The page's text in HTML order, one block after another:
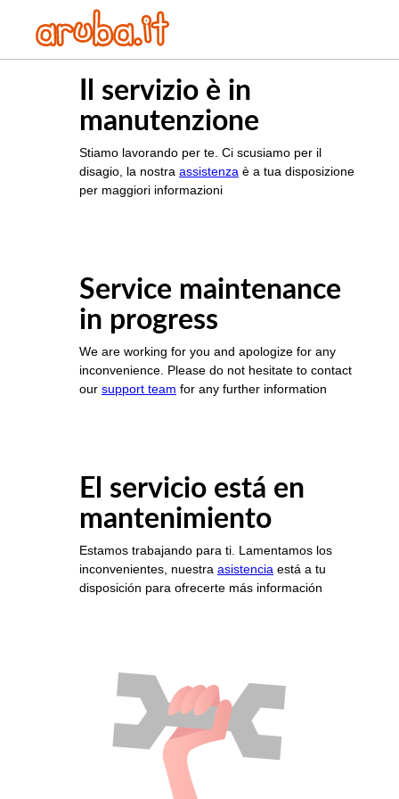
Il servizio è in
manutenzione
Stiamo lavorando per te. Ci scusiamo per il
disagio, la nostra assistenza è a tua disposizione
per maggiori informazioni
Service maintenance
in progress
We are working for you and apologize for any
inconvenience. Please do not hesitate to contact
our support team for any further information
El servicio está en
mantenimiento
Estamos trabajando para ti. Lamentamos los
inconvenientes, nuestra asistencia está a tu
disposición para ofrecerte más información